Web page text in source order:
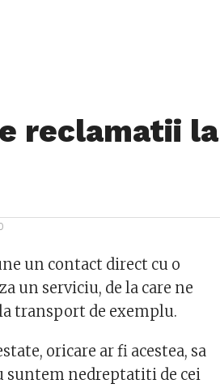
reclamatii la
un contact direct cu o
un serviciu, de la care ne
transport de exemplu.
oricare ar fi acestea, sa
suntem nedreptatiti de cei